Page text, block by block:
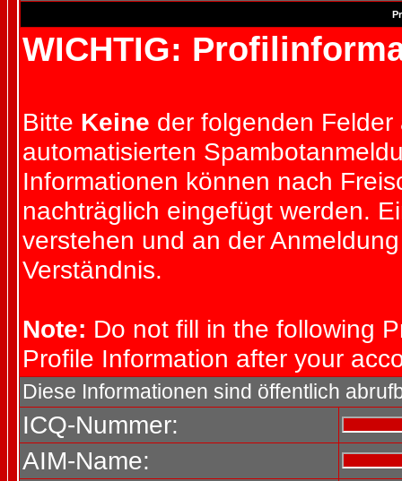
WICHTIG:
Bitte Keine der folgenden
automatisierten
Informationen können nach
nachträglich eingefügt werden.
verstehen und an der
Verständnis.
Note: Do not fill in the following
Profile Information after your
Diese Informationen sind öffentlich
ICQ-Nummer:
AIM-Name: